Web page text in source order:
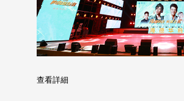
查看詳細